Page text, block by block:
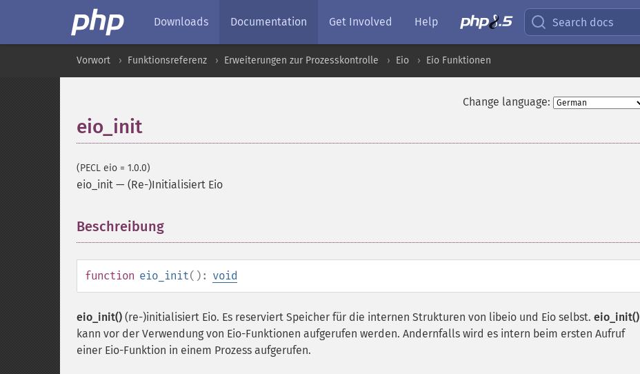
Downloads Documentation Get Involved Help Search docs
Vorwort Funktionsreferenz Erweiterungen zur Prozesskontrolle Eio Eio Funktionen
Change language:
eio_init
(PECL eio = 1.0.0)
eio_init — (Re-)Initialisiert Eio
Beschreibung
function eio_init(): void
eio_init() (re-)initialisiert Eio. Es reserviert Speicher für die internen Strukturen von libeio und Eio selbst. eio_init()
kann vor der Verwendung von Eio-Funktionen aufgerufen werden. Andernfalls wird es intern beim ersten Aufruf
einer Eio-Funktion in einem Prozess aufgerufen.